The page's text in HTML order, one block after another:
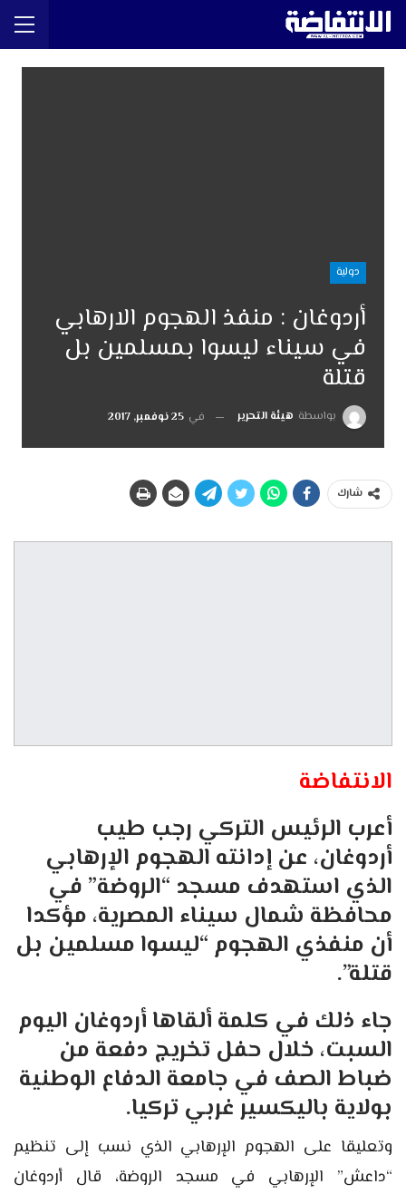
دولية
أردوغان : منفذ الهجوم الارهابي
في سيناء ليسوا بمسلمين بل
قتلة
بواسطة هيئة التحرير في 25 نوفمبر, 2017
شارك
الانتفاضة
أعرب الرئيس التركي رجب طيب
أردوغان، عن إدانته الهجوم الإرهابي
الذي استهدف مسجد “الروضة” في
محافظة شمال سيناء المصرية، مؤكدا
أن منفذي الهجوم “ليسوا مسلمين بل
قتلة”.
جاء ذلك في كلمة ألقاها أردوغان اليوم
السبت، خلال حفل تخريج دفعة من
ضباط الصف في جامعة الدفاع الوطنية
بولاية باليكسير غربي تركيا.
وتعليقا على الهجوم الإرهابي الذي نسب إلى تنظيم
“داعش” الإرهابي في مسجد الروضة، قال أردوغان